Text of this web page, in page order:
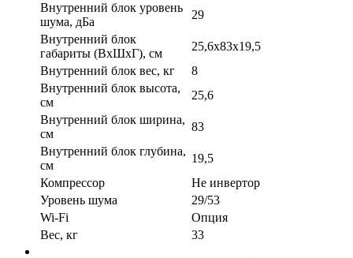
Внутренний блок уровень
шума, дБа
29
Внутренний блок
габариты (ВхШхГ), см
25,6x83x19,5
Внутренний блок вес, кг
8
Внутренний блок высота,
см
25,6
Внутренний блок ширина,
см
83
Внутренний блок глубина,
см
19,5
Компрессор
Не инвертор
Уровень шума
29/53
Wi-Fi
Опция
Вес, кг
33